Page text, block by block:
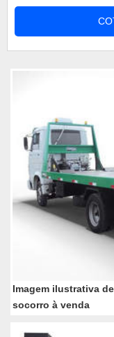
o aprimoramento
hidráulicas.
Com a função de
Imagem ilustrativa
socorro à venda